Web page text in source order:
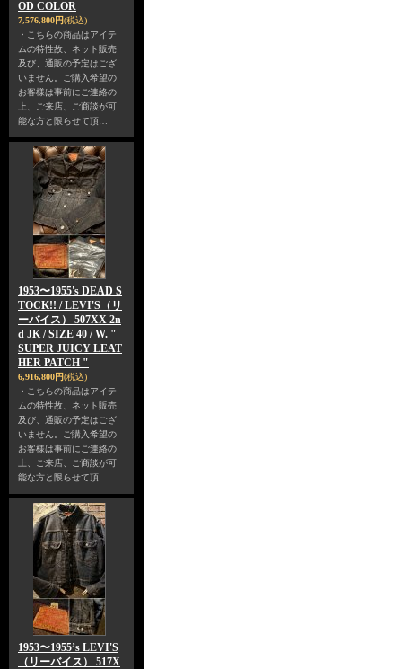
OD COLOR
7,576,800円(税込)
・こちらの商品はアイテ
ムの特性故、ネット販売
及び、通販の予定はござ
いません。ご購入希望の
お客様は事前にご連絡の
上、ご来店、ご商談が可
能な方と限らせて頂…
1953〜1955's DEAD S
TOCK!! / LEVI'S（リ
ーバイス） 507XX 2n
d JK / SIZE 40 / W. "
SUPER JUICY LEAT
HER PATCH "
6,916,800円(税込)
・こちらの商品はアイテ
ムの特性故、ネット販売
及び、通販の予定はござ
いません。ご購入希望の
お客様は事前にご連絡の
上、ご来店、ご商談が可
能な方と限らせて頂…
1953〜1955’s LEVI'S
（リーバイス） 517X